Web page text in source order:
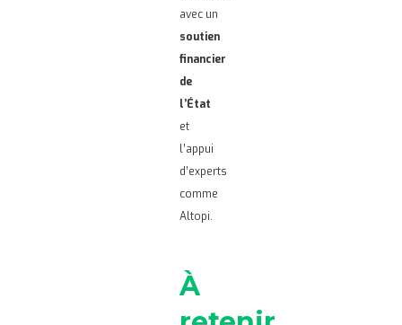
avec un
soutien
financier
de
l’État
et
l’appui
d’experts
comme
Altopi.
À